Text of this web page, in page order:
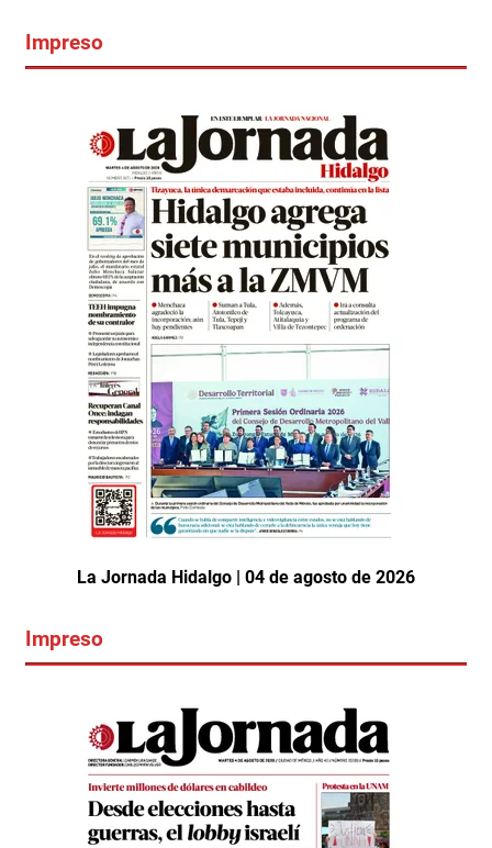
Impreso
La Jornada Hidalgo | 04 de agosto de 2026
Impreso